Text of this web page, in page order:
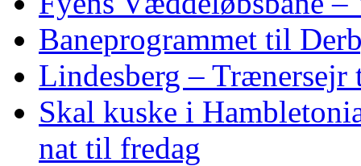
Baneprogrammet til
Lindesberg – Trænersejr
Skal kuske i
nat til fredag